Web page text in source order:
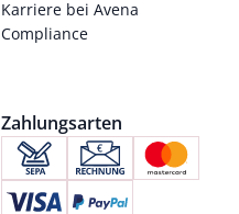
Karriere bei Avena
Compliance
Zahlungsarten